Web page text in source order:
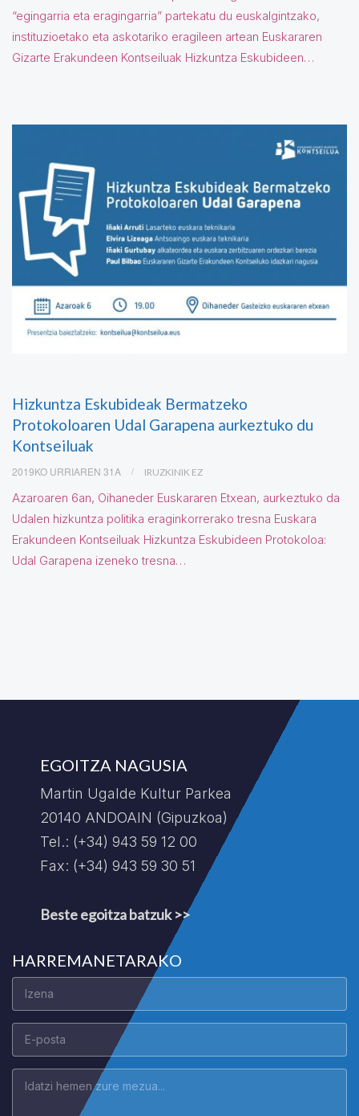
“egingarria eta eragingarria” partekatu du euskalgintzako,
instituzioetako eta askotariko eragileen artean Euskararen
Gizarte Erakundeen Kontseiluak Hizkuntza Eskubideen…
Hizkuntza Eskubideak Bermatzeko
Protokoloaren Udal Garapena aurkeztuko du
Kontseiluak
2019KO URRIAREN 31A IRUZKINIK EZ
Azaroaren 6an, Oihaneder Euskararen Etxean, aurkeztuko da
Udalen hizkuntza politika eraginkorrerako tresna Euskara
Erakundeen Kontseiluak Hizkuntza Eskubideen Protokoloa:
Udal Garapena izeneko tresna…
EGOITZA NAGUSIA
Martin Ugalde Kultur Parkea
20140 ANDOAIN (Gipuzkoa)
Tel.: (+34) 943 59 12 00
Fax: (+34) 943 59 30 51
Beste egoitza batzuk >>
HARREMANETARAKO